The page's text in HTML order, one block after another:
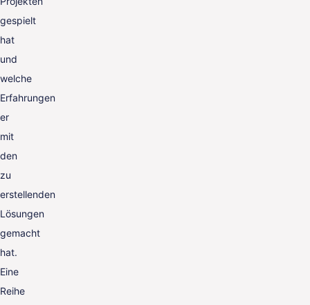
gespielt
hat
und
welche
Erfahrungen
er
mit
den
zu
erstellenden
Lösungen
gemacht
hat.
Eine
Reihe